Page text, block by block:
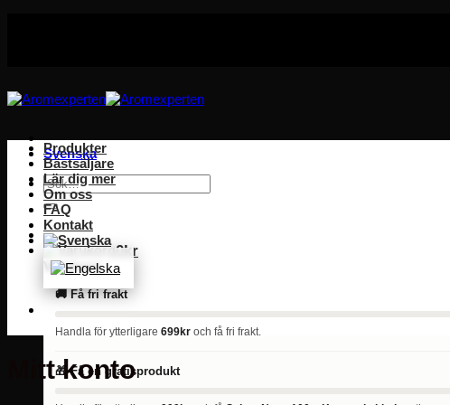
Svenska
Sök
efter:
0kr
Varukorg
🚚 Få fri frakt
Handla för ytterligare 699kr och få fri frakt.
🎁 Få en gratisprodukt
Produkter
Bästsäljare
Lär dig mer
Om oss
FAQ
Kontakt
Mitt konto